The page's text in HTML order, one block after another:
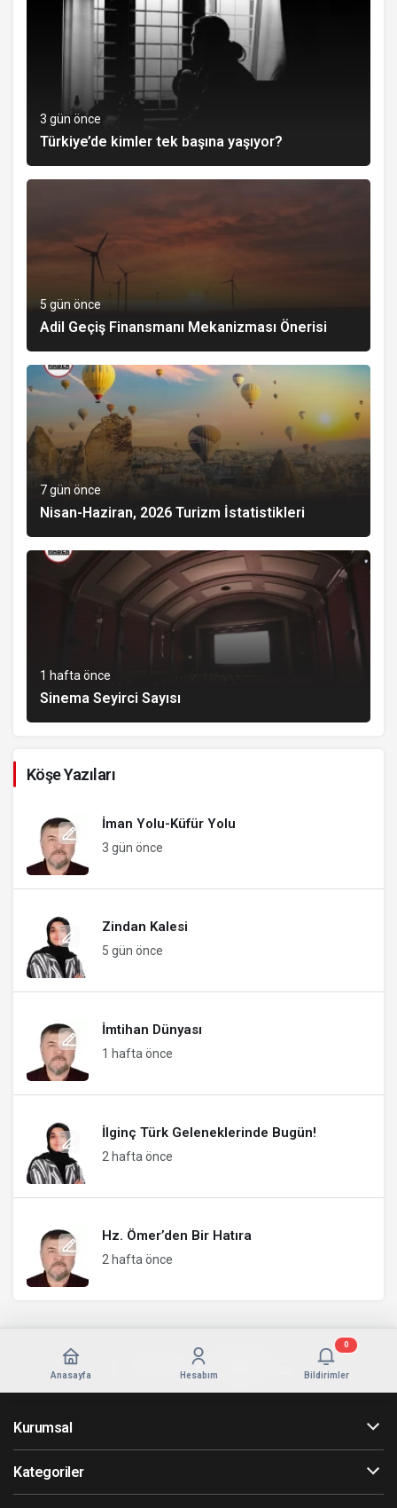
3 gün önce
Türkiye’de kimler tek başına yaşıyor?
5 gün önce
Adil Geçiş Finansmanı Mekanizması Önerisi
7 gün önce
Nisan-Haziran, 2026 Turizm İstatistikleri
1 hafta önce
Sinema Seyirci Sayısı
Köşe Yazıları
İman Yolu-Küfür Yolu
3 gün önce
Zindan Kalesi
5 gün önce
İmtihan Dünyası
1 hafta önce
İlginç Türk Geleneklerinde Bugün!
2 hafta önce
Hz. Ömer’den Bir Hatıra
2 hafta önce
Anasayfa Hesabım Bildirimler
0
Kurumsal
Kategoriler